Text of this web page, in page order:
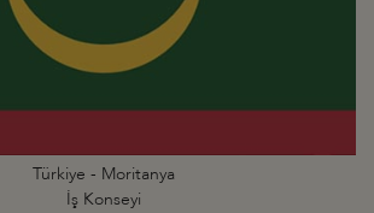
Türkiye - Moritanya
İş Konseyi